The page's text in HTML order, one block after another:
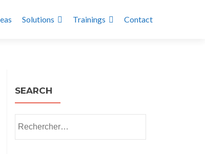
Solutions Trainings Contact
SEARCH